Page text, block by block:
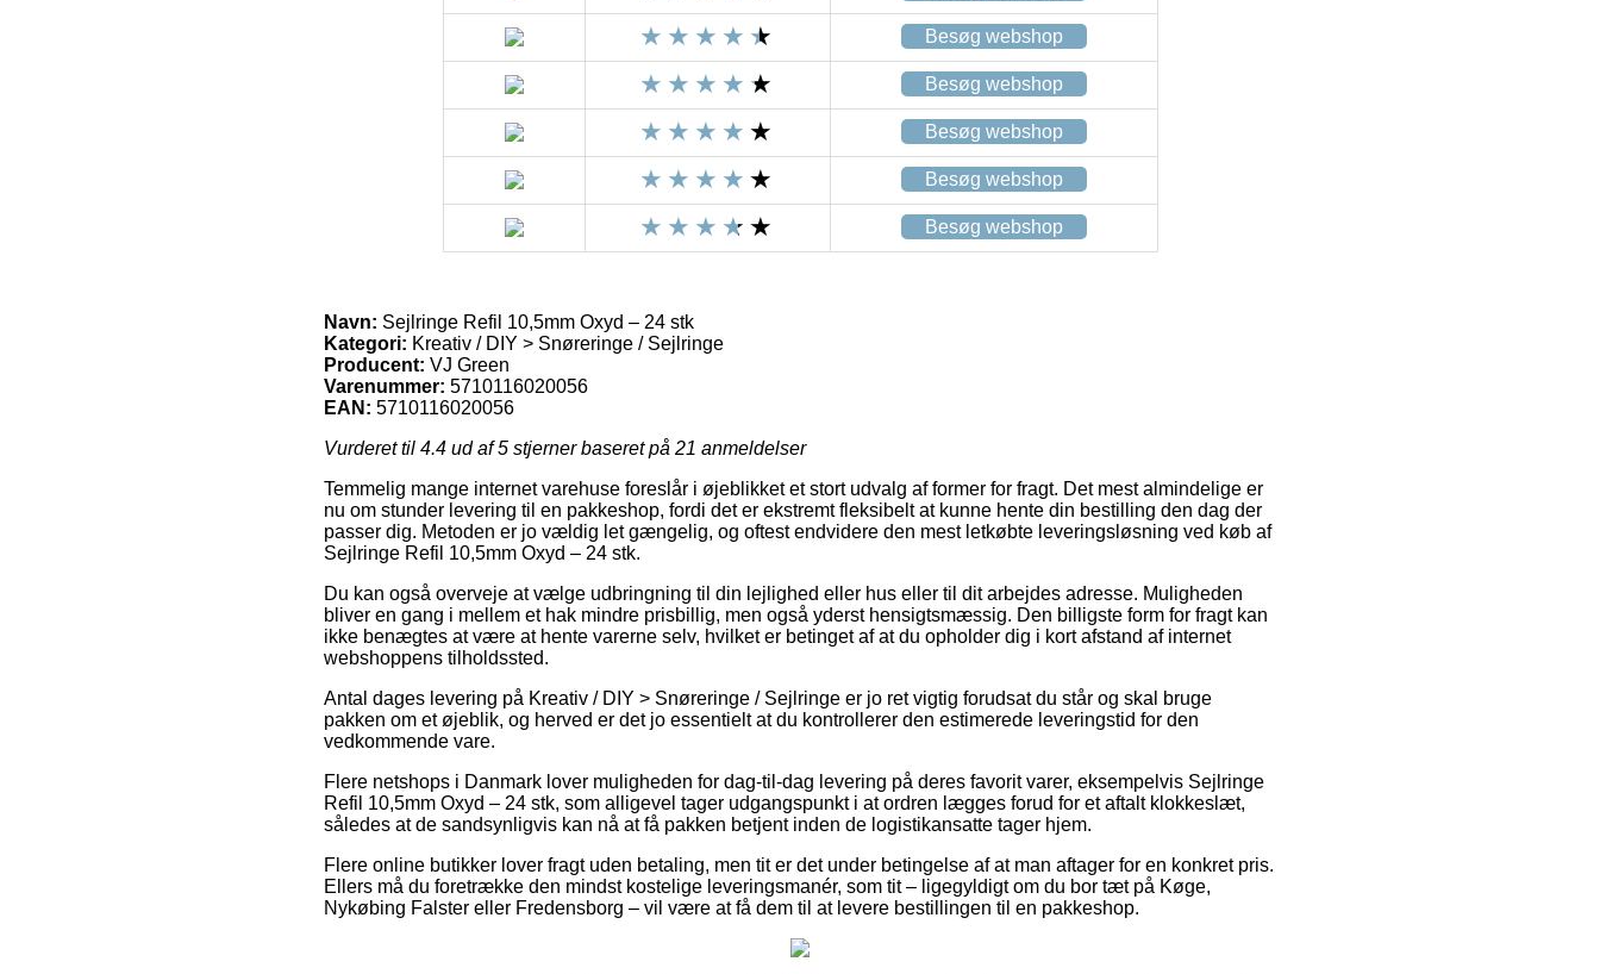
Besøg webshop
Besøg webshop
Besøg webshop
Besøg webshop
Besøg webshop
Navn: Sejlringe Refil 10,5mm Oxyd – 24 stk
Kategori: Kreativ / DIY > Snøreringe / Sejlringe
Producent: VJ Green
Varenummer: 5710116020056
EAN: 5710116020056
Vurderet til 4.4 ud af 5 stjerner baseret på 21 anmeldelser
Temmelig mange internet varehuse foreslår i øjeblikket et stort udvalg af former for fragt. Det mest almindelige er
nu om stunder levering til en pakkeshop, fordi det er ekstremt fleksibelt at kunne hente din bestilling den dag der
passer dig. Metoden er jo vældig let gængelig, og oftest endvidere den mest letkøbte leveringsløsning ved køb af
Sejlringe Refil 10,5mm Oxyd – 24 stk.
Du kan også overveje at vælge udbringning til din lejlighed eller hus eller til dit arbejdes adresse. Muligheden
bliver en gang i mellem et hak mindre prisbillig, men også yderst hensigtsmæssig. Den billigste form for fragt kan
ikke benægtes at være at hente varerne selv, hvilket er betinget af at du opholder dig i kort afstand af internet
webshoppens tilholdssted.
Antal dages levering på Kreativ / DIY > Snøreringe / Sejlringe er jo ret vigtig forudsat du står og skal bruge
pakken om et øjeblik, og herved er det jo essentielt at du kontrollerer den estimerede leveringstid for den
vedkommende vare.
Flere netshops i Danmark lover muligheden for dag-til-dag levering på deres favorit varer, eksempelvis Sejlringe
Refil 10,5mm Oxyd – 24 stk, som alligevel tager udgangspunkt i at ordren lægges forud for et aftalt klokkeslæt,
således at de sandsynligvis kan nå at få pakken betjent inden de logistikansatte tager hjem.
Flere online butikker lover fragt uden betaling, men tit er det under betingelse af at man aftager for en konkret pris.
Ellers må du foretrække den mindst kostelige leveringsmanér, som tit – ligegyldigt om du bor tæt på Køge,
Nykøbing Falster eller Fredensborg – vil være at få dem til at levere bestillingen til en pakkeshop.